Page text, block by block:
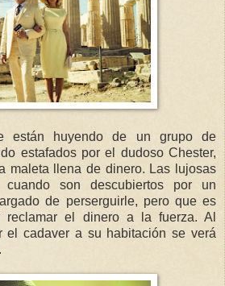
están huyendo de un grupo de
estafados por el dudoso Chester,
maleta llena de dinero. Las lujosas
cuando son descubiertos por un
de perserguirle, pero que es
reclamar el dinero a la fuerza. Al
el cadaver a su habitación se verá